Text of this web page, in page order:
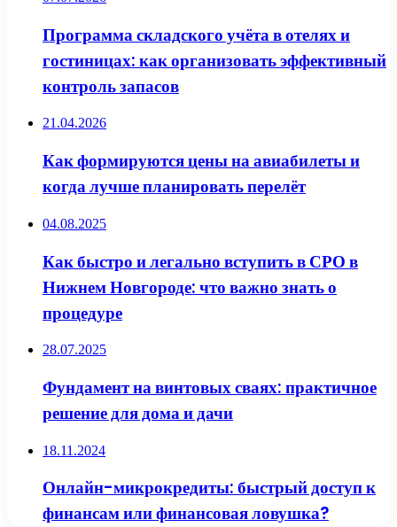
Программа складского учёта в отелях и
гостиницах: как организовать эффективный
контроль запасов
21.04.2026
Как формируются цены на авиабилеты и
когда лучше планировать перелёт
04.08.2025
Как быстро и легально вступить в СРО в
Нижнем Новгороде: что важно знать о
процедуре
28.07.2025
Фундамент на винтовых сваях: практичное
решение для дома и дачи
18.11.2024
Онлайн-микрокредиты: быстрый доступ к
финансам или финансовая ловушка?